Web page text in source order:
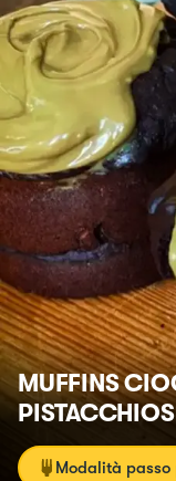
MUFFINS
Modalità passo